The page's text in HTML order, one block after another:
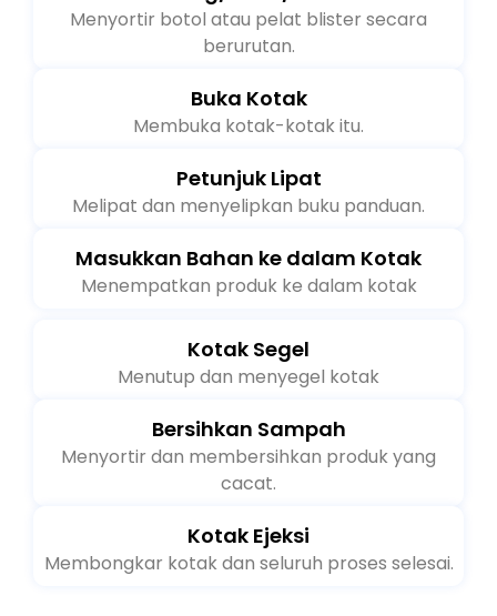
Isi Piring/Botol/Sachet
Menyortir botol atau pelat blister secara
Buka Kotak
Petunjuk Lipat
Masukkan Bahan ke dalam Kotak
Kotak Segel
Bersihkan Sampah
Menyortir dan membersihkan produk yang
Kotak Ejeksi